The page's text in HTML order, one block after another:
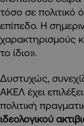
τόσο σε πολιτικό
επίπεδο. Η
χαρακτηρισμούς
το ίδιο».
Δυστυχώς,
ΑΚΕΛ έχει
πολιτική
ιδεολογικού